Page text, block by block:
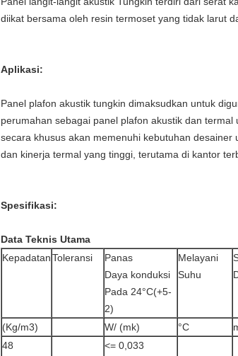
diikat bersama oleh resin termoset yang tidak larut
Aplikasi:
Panel plafon akustik tungkin dimaksudkan untuk
perumahan sebagai panel plafon akustik dan
secara khusus akan memenuhi kebutuhan
dan kinerja termal yang tinggi, terutama di kantor
Spesifikasi:
Data Teknis Utama
KepadatanToleransi
Panas
Daya konduksi
Pada 24°C(+5-
2)
Melayani
Suhu
(Kg/m3) W/ (mk) °C
48
<= 0,033